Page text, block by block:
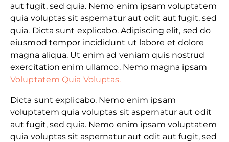
aut fugit, sed quia. Nemo enim ipsam voluptatem
quia voluptas sit aspernatur aut odit aut fugit, sed
quia. Dicta sunt explicabo. Adipiscing elit, sed do
eiusmod tempor incididunt ut labore et dolore
magna aliqua. Ut enim ad veniam quis nostrud
exercitation enim ullamco. Nemo magna ipsam
Voluptatem Quia Voluptas.
Dicta sunt explicabo. Nemo enim ipsam
voluptatem quia voluptas sit aspernatur aut odit
aut fugit, sed quia. Nemo enim ipsam voluptatem
quia voluptas sit aspernatur aut odit aut fugit, sed